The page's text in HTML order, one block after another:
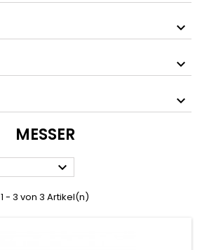
MESSER

1 - 3 von 3 Artikel(n)